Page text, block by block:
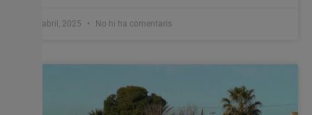
4 abril, 2025 No hi ha comentaris